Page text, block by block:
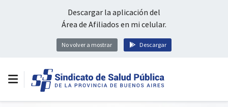
Descargar la aplicación del
Área de Afiliados en mi celular.
No volver a mostrar Descargar